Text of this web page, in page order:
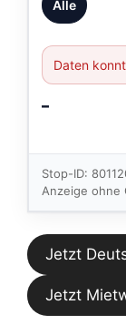
Alle
Daten
–
Stop-ID:
Anzeige ohne
Jetzt
Jetzt